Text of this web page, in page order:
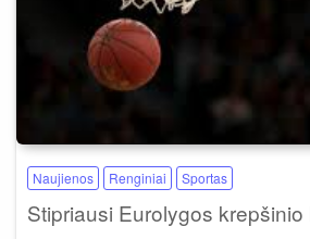
Naujienos Renginiai Sportas
Stipriausi Eurolygos krepšinio